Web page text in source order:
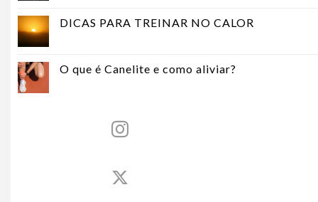
DICAS PARA TREINAR NO CALOR
O que é Canelite e como aliviar?